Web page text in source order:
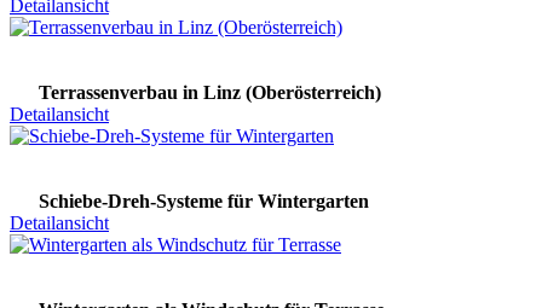
Detailansicht
Terrassenverbau in Linz (Oberösterreich)
Detailansicht
Schiebe-Dreh-Systeme für Wintergarten
Detailansicht